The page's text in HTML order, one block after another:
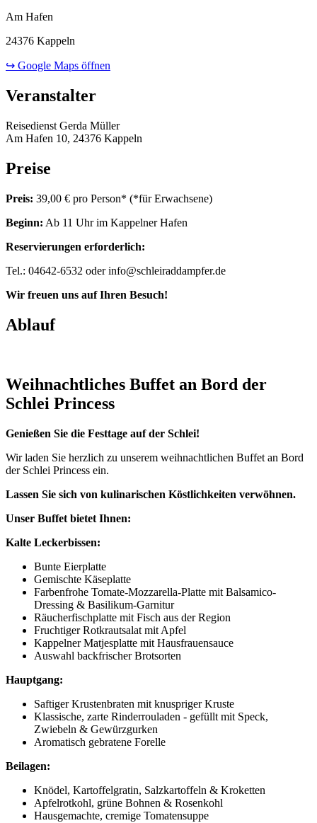
Am Hafen
24376 Kappeln
↪ Google Maps öffnen
Veranstalter
Reisedienst Gerda Müller
Am Hafen 10, 24376 Kappeln
Preise
Preis: 39,00 € pro Person* (*für Erwachsene)
Beginn: Ab 11 Uhr im Kappelner Hafen
Reservierungen erforderlich:
Tel.: 04642-6532 oder info@schleiraddampfer.de
Wir freuen uns auf Ihren Besuch!
Ablauf
Weihnachtliches Buffet an Bord der
Schlei Princess
Genießen Sie die Festtage auf der Schlei!
Wir laden Sie herzlich zu unserem weihnachtlichen Buffet an Bord
der Schlei Princess ein.
Lassen Sie sich von kulinarischen Köstlichkeiten verwöhnen.
Unser Buffet bietet Ihnen:
Kalte Leckerbissen:
Bunte Eierplatte
Gemischte Käseplatte
Farbenfrohe Tomate-Mozzarella-Platte mit Balsamico-
Dressing & Basilikum-Garnitur
Räucherfischplatte mit Fisch aus der Region
Fruchtiger Rotkrautsalat mit Apfel
Kappelner Matjesplatte mit Hausfrauensauce
Auswahl backfrischer Brotsorten
Hauptgang:
Saftiger Krustenbraten mit knuspriger Kruste
Klassische, zarte Rinderrouladen - gefüllt mit Speck,
Zwiebeln & Gewürzgurken
Aromatisch gebratene Forelle
Beilagen:
Knödel, Kartoffelgratin, Salzkartoffeln & Kroketten
Apfelrotkohl, grüne Bohnen & Rosenkohl
Hausgemachte, cremige Tomatensuppe